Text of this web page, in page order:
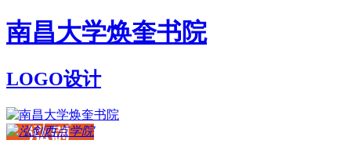
南昌大学焕奎书院
LOGO设计